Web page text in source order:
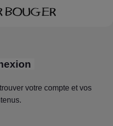
votre compte et vos